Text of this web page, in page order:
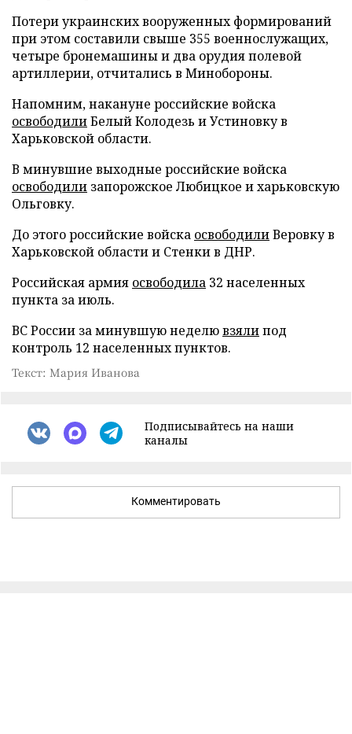
Потери украинских вооруженных формирований
при этом составили свыше 355 военнослужащих,
четыре бронемашины и два орудия полевой
артиллерии, отчитались в Минобороны.
Напомним, накануне российские войска
освободилиБелый Колодезь и Устиновку в
Харьковской области.
В минувшие выходные российские войска
освободили запорожское Любицкое и харьковскую
Ольговку.
До этого российские войска освободилиВеровку в
Харьковской области и Стенки в ДНР.
Российская армия освободила 32 населенных
пункта за июль.
ВС России за минувшую неделювзялипод
контроль 12 населенных пунктов.
Текст: Мария Иванова
Подписывайтесь на наши
каналы
Комментировать